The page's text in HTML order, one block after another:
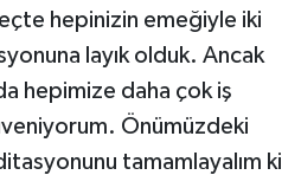
hepinizin emeğiyle iki
layık olduk. Ancak
hepimize daha çok iş
Önümüzdeki
tamamlayalım ki